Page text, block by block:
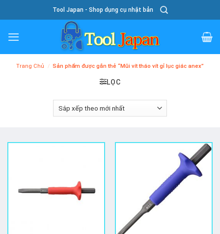
To
Content
Tool Japan - Shop dụng cụ nhật bản
Trang Chủ / Sản phẩm được gắn thẻ “Mũi vít tháo vít gỉ lục giác anex”
LỌC